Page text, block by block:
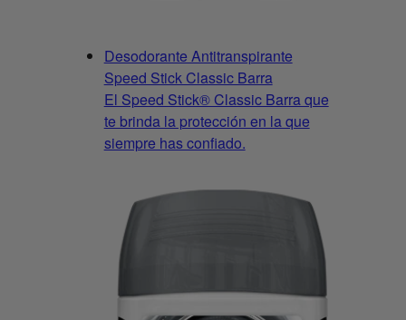
Desodorante Antitranspirante
Speed Stick Classic Barra
El Speed Stick® Classic Barra que
te brinda la protección en la que
siempre has confiado.